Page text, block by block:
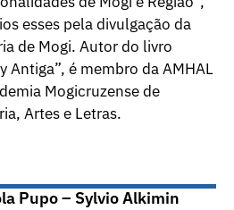
esses pela divulgação da
de Mogi. Autor do livro
Antiga”, é membro da AMHAL
Mogicruzense de
Artes e Letras.
Pupo – Sylvio Alkimin